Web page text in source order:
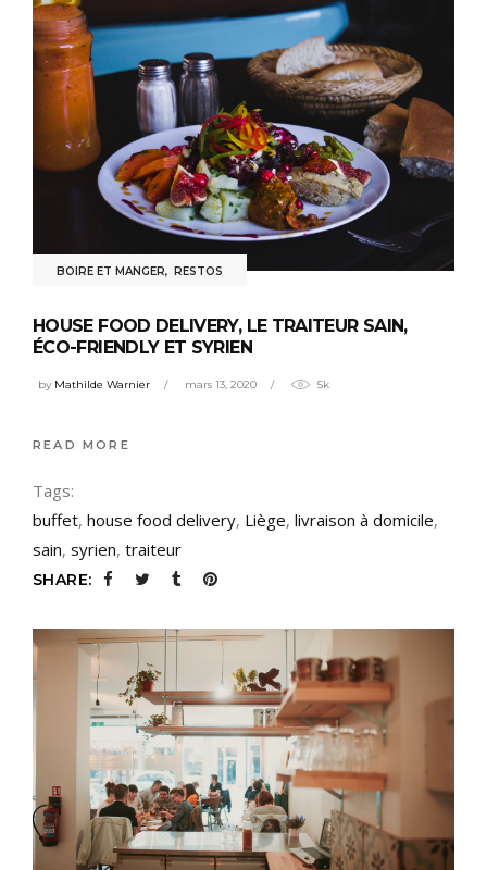
BOIRE ET MANGER, RESTOS
HOUSE FOOD DELIVERY, LE TRAITEUR SAIN,
ÉCO-FRIENDLY ET SYRIEN
by Mathilde Warnier mars 13, 2020 5k
READ MORE
Tags:
buffet, house food delivery, Liège, livraison à domicile,
sain, syrien, traiteur
SHARE: